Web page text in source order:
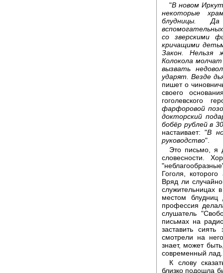
"В новом
некоторые
блудницы.
со зверскими
кричащими
Закон. Нельзя
Колокола
вызвать
ударят. Везде
пишет о
своего
гоголевского
фарфоровой
докторский
бобёр рублей в
настаивает: "В
руководство".
Это письмо, я
словесности.
Гоголя,
Вряд ли
служительницах
местом блудниц
профессия
слушатель
письмах на
заставить
смотрели на
знает, может
современный
К слову
близко подошла